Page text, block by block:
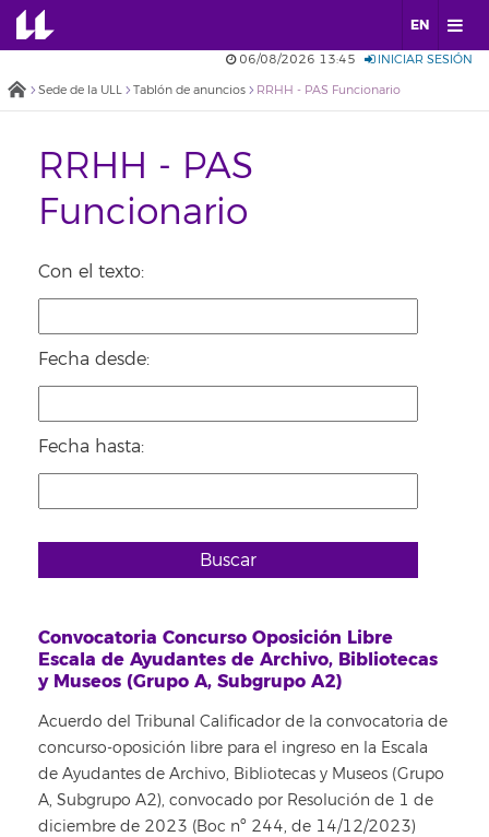
EN
06/08/2026 13:45 INICIAR SESIÓN
Sede de la ULL Tablón de anuncios RRHH - PAS Funcionario
RRHH - PAS
Funcionario
Con el texto:
Fecha desde:
Fecha hasta:
Buscar
Convocatoria Concurso Oposición Libre
Escala de Ayudantes de Archivo, Bibliotecas
y Museos (Grupo A, Subgrupo A2)
Acuerdo del Tribunal Calificador de la convocatoria de
concurso-oposición libre para el ingreso en la Escala
de Ayudantes de Archivo, Bibliotecas y Museos (Grupo
A, Subgrupo A2), convocado por Resolución de 1 de
diciembre de 2023 (Boc nº 244, de 14/12/2023)